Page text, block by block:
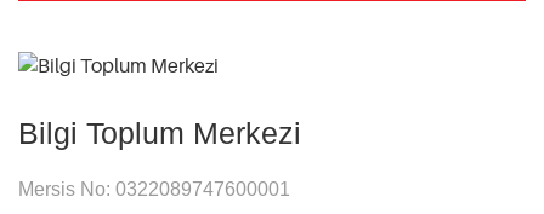
Bilgi Toplum Merkezi
Mersis No: 0322089747600001